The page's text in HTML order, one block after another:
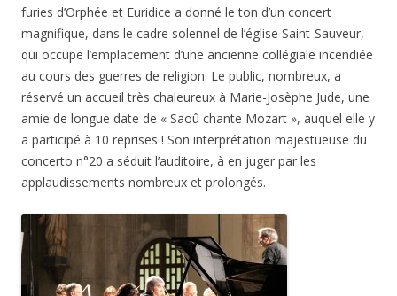
furies d’Orphée et Euridice a donné le ton d’un concert
magnifique, dans le cadre solennel de l’église Saint-Sauveur,
qui occupe l’emplacement d’une ancienne collégiale incendiée
au cours des guerres de religion. Le public, nombreux, a
réservé un accueil très chaleureux à Marie-Josèphe Jude, une
amie de longue date de « Saoû chante Mozart », auquel elle y
a participé à 10 reprises ! Son interprétation majestueuse du
concerto n°20 a séduit l’auditoire, à en juger par les
applaudissements nombreux et prolongés.